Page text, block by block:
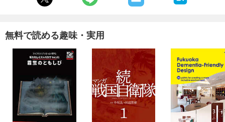
無料で読める趣味・実用